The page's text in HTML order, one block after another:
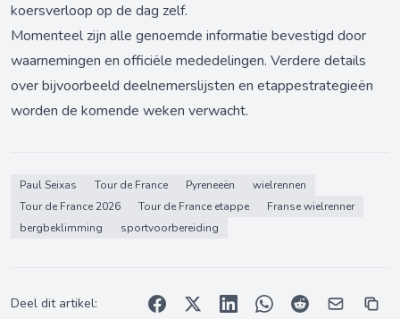
koersverloop op de dag zelf.
Momenteel zijn alle genoemde informatie bevestigd door
waarnemingen en officiële mededelingen. Verdere details
over bijvoorbeeld deelnemerslijsten en etappestrategieën
worden de komende weken verwacht.
Paul Seixas Tour de France Pyreneeën
wielrennen
Tour de France 2026
Tour de France etappe
Franse wielrenner
bergbeklimming
sportvoorbereiding
Deel dit artikel: